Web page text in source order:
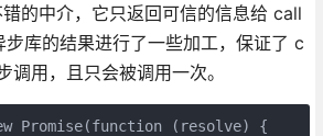
的中介，它只返回可信的信息给 call
库的结果进行了一些加工，保证了 c
用，且只会被调用一次。
Promise(function (resolve) {